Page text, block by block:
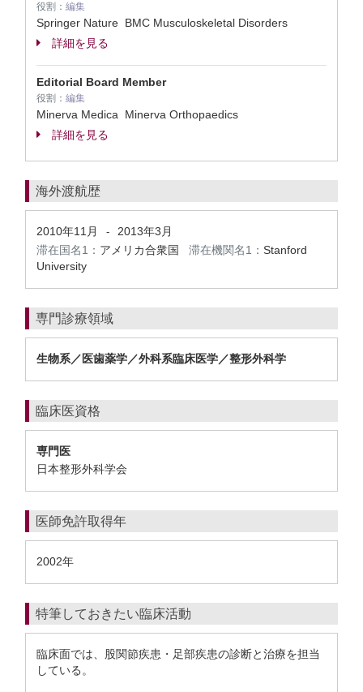
役割： 編集
Springer Nature BMC Musculoskeletal Disorders
詳細を見る
Editorial Board Member
役割： 編集
Minerva Medica Minerva Orthopaedics
詳細を見る
海外渡航歴
2010年11月 -
2013年3月
滞在国名1： アメリカ合衆国 滞在機関名1： Stanford
University
専門診療領域
生物系／医歯薬学／外科系臨床医学／整形外科学
臨床医資格
専門医
日本整形外科学会
医師免許取得年
2002年
特筆しておきたい臨床活動
臨床面では、股関節疾患・足部疾患の診断と治療を担当
している。